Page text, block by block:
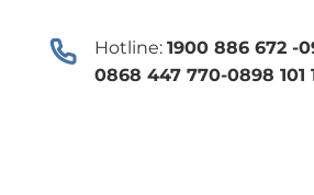
Hotline: 1900 886 672 -
0868 447 770-0898 101